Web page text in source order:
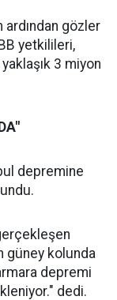
gözler
yetkilileri,
3 miyon
depremine
güney kolunda
depremi
dedi.